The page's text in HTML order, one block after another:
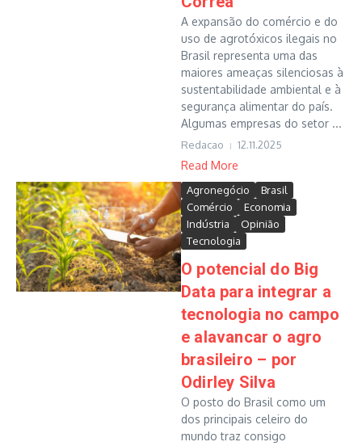
A expansão do comércio e do
uso de agrotóxicos ilegais no
Brasil representa uma das
maiores ameaças silenciosas à
sustentabilidade ambiental e à
segurança alimentar do país.
Algumas empresas do setor ...
Redacao 12.11.2025
Read More
Agronegócio
Brasil
Comércio
Economia
Indústria
Opinião
Tecnologia
O potencial do Big
Data para integrar a
tecnologia no campo
e alavancar o agro
brasileiro – por
Odirley Silva
O posto do Brasil como um
dos principais celeiro do
mundo traz consigo